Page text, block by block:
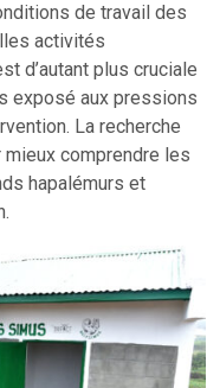
de travail des
activités
d’autant plus cruciale
exposé aux pressions
La recherche
comprendre les
hapalémurs et